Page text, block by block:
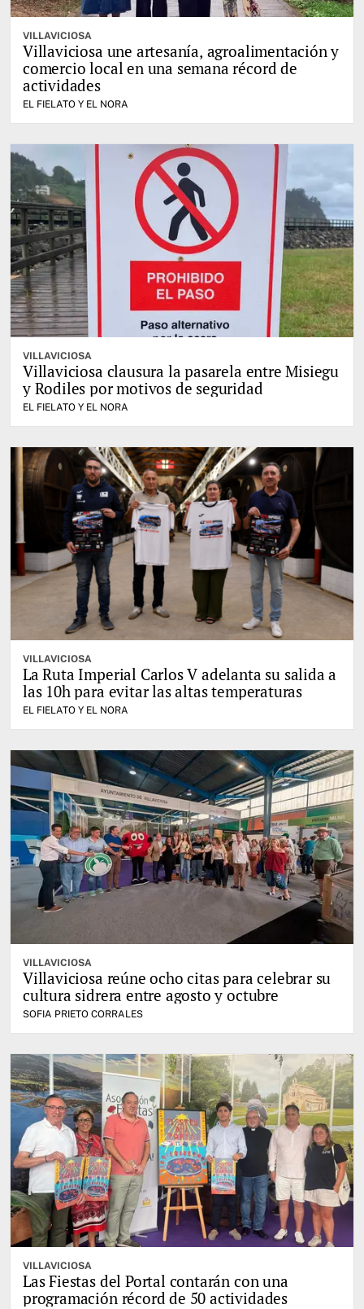
VILLAVICIOSA
Villaviciosa une artesanía, agroalimentación y
comercio local en una semana récord de
actividades
EL FIELATO Y EL NORA
VILLAVICIOSA
Villaviciosa clausura la pasarela entre Misiegu
y Rodiles por motivos de seguridad
EL FIELATO Y EL NORA
VILLAVICIOSA
La Ruta Imperial Carlos V adelanta su salida a
las 10h para evitar las altas temperaturas
EL FIELATO Y EL NORA
VILLAVICIOSA
Villaviciosa reúne ocho citas para celebrar su
cultura sidrera entre agosto y octubre
SOFIA PRIETO CORRALES
VILLAVICIOSA
Las Fiestas del Portal contarán con una
programación récord de 50 actividades